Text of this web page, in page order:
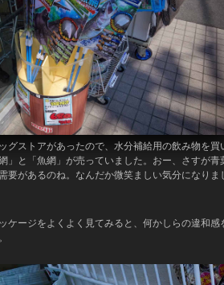
グストアがあったので、水分補給用の飲み物を買
」と「魚網」が売っていました。おー、さすが青
要があるのね。なんだか微笑ましい気分になりま
ケージをよくよく見てみると、何かしらの違和感